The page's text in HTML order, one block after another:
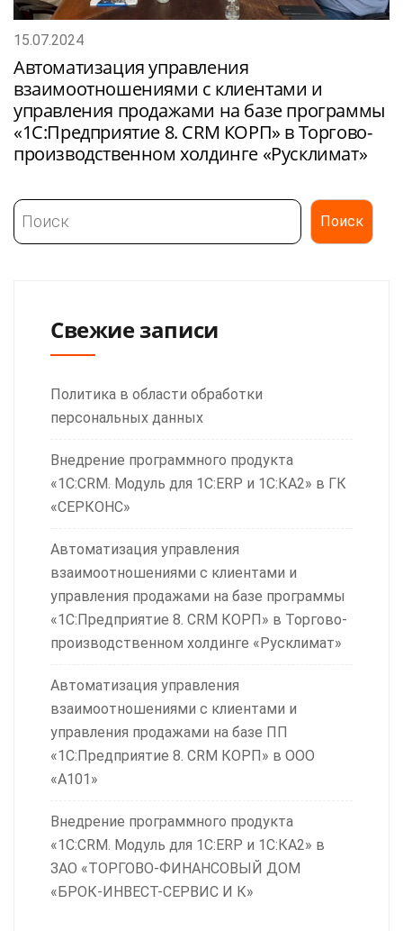
15.07.2024
Автоматизация управления
взаимоотношениями с клиентами и
управления продажами на базе программы
«1С:Предприятие 8. CRM КОРП» в Торгово-
производственном холдинге «Русклимат»
Поиск
Поиск
Свежие записи
Политика в области обработки
персональных данных
Внедрение программного продукта
«1С:CRM. Модуль для 1С:ERP и 1С:КА2» в ГК
«СЕРКОНС»
Автоматизация управления
взаимоотношениями с клиентами и
управления продажами на базе программы
«1С:Предприятие 8. CRM КОРП» в Торгово-
производственном холдинге «Русклимат»
Автоматизация управления
взаимоотношениями с клиентами и
управления продажами на базе ПП
«1С:Предприятие 8. CRM КОРП» в ООО
«А101»
Внедрение программного продукта
«1С:CRM. Модуль для 1С:ERP и 1С:КА2» в
ЗАО «ТОРГОВО-ФИНАНСОВЫЙ ДОМ
«БРОК-ИНВЕСТ-СЕРВИС И К»